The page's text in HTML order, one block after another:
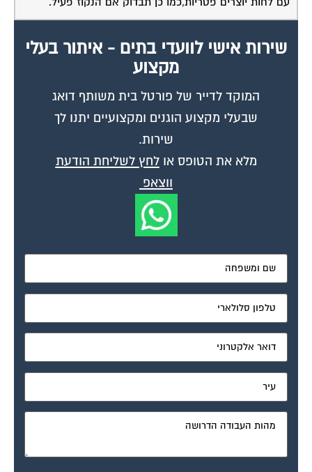
מקצוע
המוקד לדייר של פורטל בית משותף דואג
שבעלי מקצוע הוגנים ומקצועיים יתנו לך
שירות.
מלא את הטופס אולחץ לשליחת הודעת
ווצאפ